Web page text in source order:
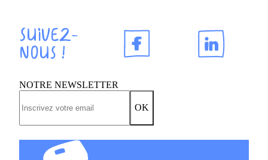
Suivez-
nous !
NOTRE NEWSLETTER
OK